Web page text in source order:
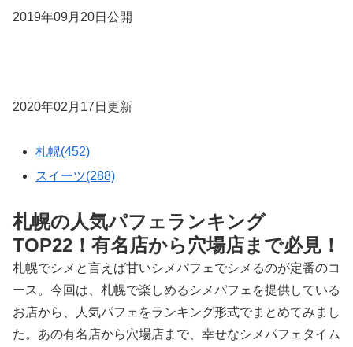
2019年09月20日公開
2020年02月17日更新
札幌(452)
スイーツ(288)
札幌の人気パフェランキング
TOP22！有名店から穴場店まで必見！
札幌でシメと言えば甘いシメパフェでシメるのが定番のコ
ース。今回は、札幌で楽しめるシメパフェを提供している
お店から、人気パフェをランキング形式でまとめてみまし
た。あの有名店から穴場店まで、幸せなシメパフェタイム